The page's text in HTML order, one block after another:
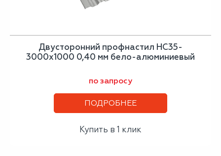
Двусторонний профнастил НС35-
3000х1000 0,40 мм бело-алюминиевый
по запросу
ПОДРОБНЕЕ
Купить в 1 клик